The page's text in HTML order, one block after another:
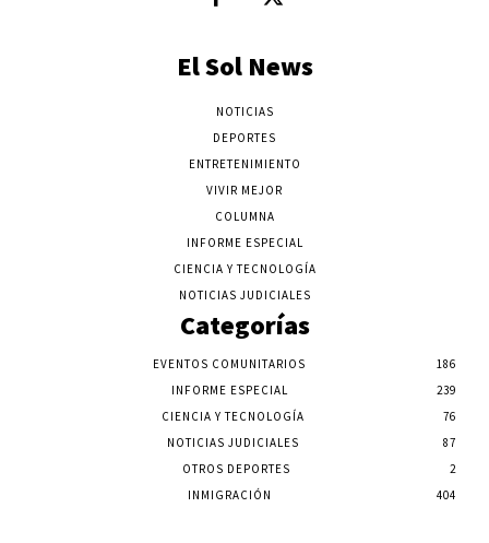
El Sol News
NOTICIAS
DEPORTES
ENTRETENIMIENTO
VIVIR MEJOR
COLUMNA
INFORME ESPECIAL
CIENCIA Y TECNOLOGÍA
NOTICIAS JUDICIALES
Categorías
EVENTOS COMUNITARIOS
186
INFORME ESPECIAL
239
CIENCIA Y TECNOLOGÍA
76
NOTICIAS JUDICIALES
87
OTROS DEPORTES
2
INMIGRACIÓN
404